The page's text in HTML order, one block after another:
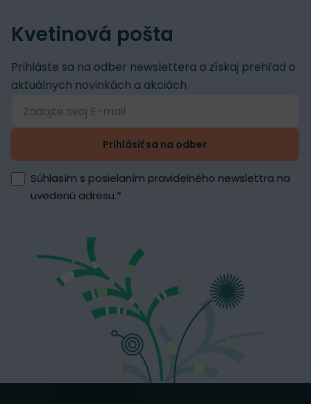
Kvetinová pošta
Prihláste sa na odber newslettera a získaj prehľad o
aktuálnych novinkách a akciách.
Prihlásiť sa na odber
Súhlasím s posielaním pravidelného newslettra na
uvedenú adresu.*